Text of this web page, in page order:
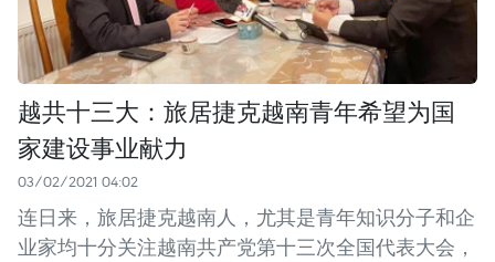
越共十三大：旅居捷克越南青年希望为国
家建设事业献力
03/02/2021 04:02
连日来，旅居捷克越南人，尤其是青年知识分子和企
业家均十分关注越南共产党第十三次全国代表大会，